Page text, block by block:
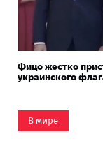
Фицо жестко
украинского
В мире